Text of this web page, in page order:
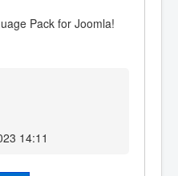
Pack for Joomla!
14:11